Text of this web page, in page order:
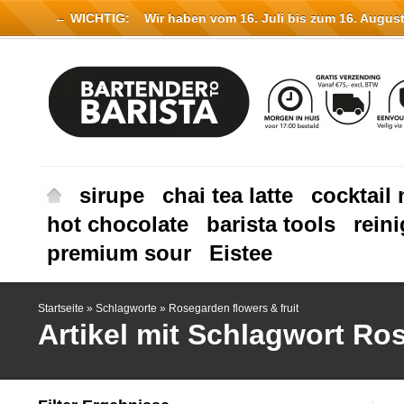
sirupe chai tea latte
cocktail
hot chocolate
barista tools
premium sour
Eistee
Startseite » Schlagworte » Rosegarden flowers & fruit
Artikel mit Schlagwort
← WICHTIG: Wir haben vom 16. Juli bis zum 16.